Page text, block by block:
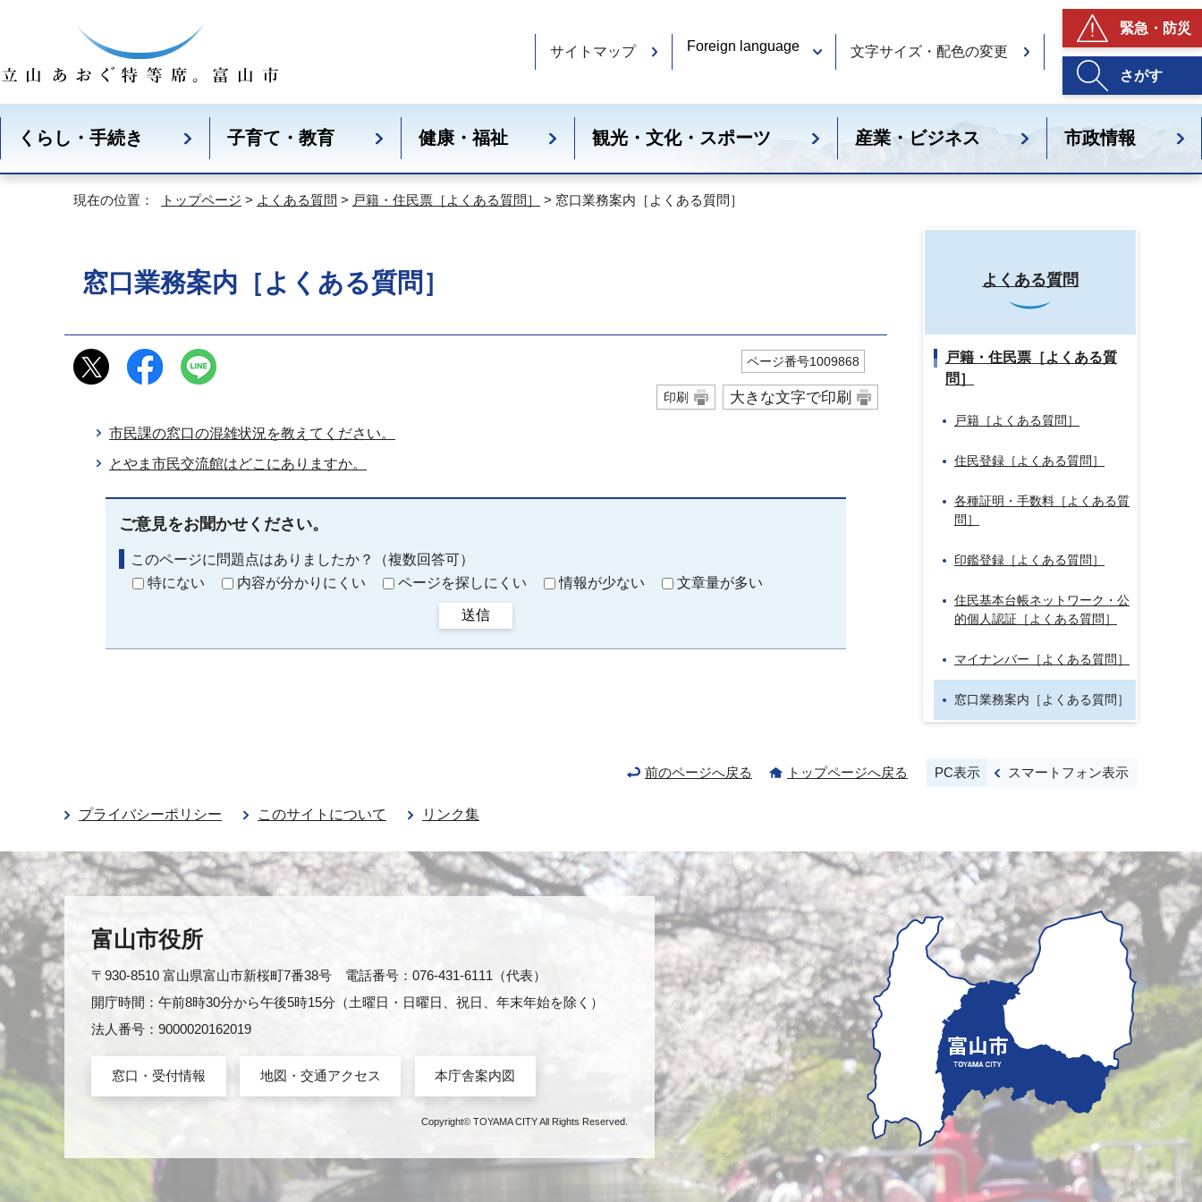
サイトマップ Foreign language 文字サイズ・配色の変更
緊急・防災
さがす
くらし・手続き 子育て・教育 健康・福祉 観光・文化・スポーツ 産業・ビジネス 市政情報
現在の位置： トップページ > よくある質問 > 戸籍・住民票［よくある質問］ > 窓口業務案内［よくある質問］
窓口業務案内［よくある質問］
ページ番号1009868
印刷 大きな文字で印刷
市民課の窓口の混雑状況を教えてください。
とやま市民交流館はどこにありますか。
ご意見をお聞かせください。
このページに問題点はありましたか？（複数回答可）
特にない
内容が分かりにくい ページを探しにくい 情報が少ない 文章量が多い
送信
よくある質問
戸籍・住民票［よくある質
問］
戸籍［よくある質問］
住民登録［よくある質問］
各種証明・手数料［よくある質
問］
印鑑登録［よくある質問］
住民基本台帳ネットワーク・公
的個人認証［よくある質問］
マイナンバー［よくある質問］
窓口業務案内［よくある質問］
前のページへ戻る トップページへ戻る PC表示 スマートフォン表示
プライバシーポリシー このサイトについて リンク集
富山市役所
〒930-8510 富山県富山市新桜町7番38号 電話番号：076-431-6111（代表）
開庁時間：午前8時30分から午後5時15分（土曜日・日曜日、祝日、年末年始を除く）
法人番号：9000020162019
窓口・受付情報 地図・交通アクセス 本庁舎案内図
Copyright© TOYAMA CITY All Rights Reserved.